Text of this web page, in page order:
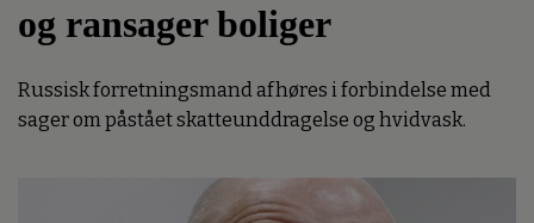
og ransager boliger
Russisk forretningsmand afhøres i forbindelse med
sager om påstået skatteunddragelse og hvidvask.